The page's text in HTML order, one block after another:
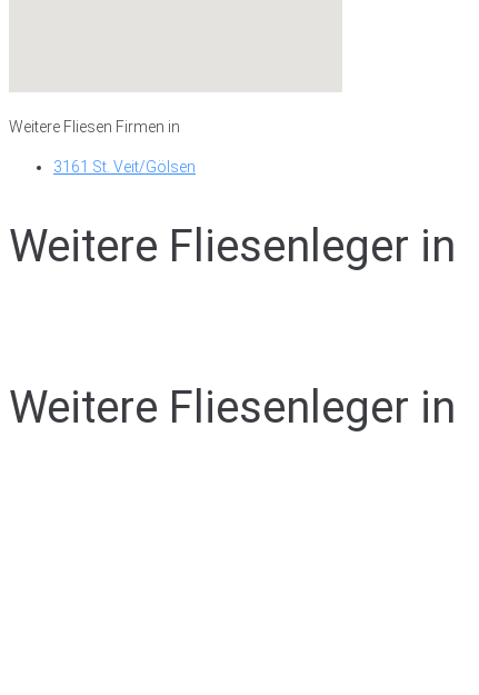
Weitere Fliesen Firmen in
3161 St. Veit/Gölsen
Weitere Fliesenleger in
Weitere Fliesenleger in